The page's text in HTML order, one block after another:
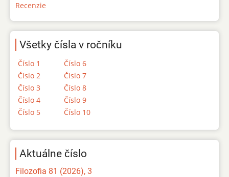
Recenzie
Všetky čísla v ročníku
Číslo 1
Číslo 2
Číslo 3
Číslo 4
Číslo 5
Číslo 6
Číslo 7
Číslo 8
Číslo 9
Číslo 10
Aktuálne číslo
Filozofia 81 (2026), 3